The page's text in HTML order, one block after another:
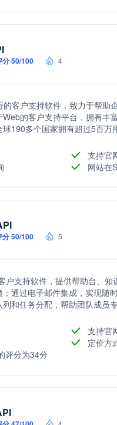
分 50/100 4
客户支持软件，致力于帮助
的客户支持平台，拥有丰
190多个国家拥有超过5百万
支持官
网站在
分 50/100 5
户支持软件，提供帮助台、
通过电子邮件集成，实现随
和任务分配，帮助团队成员
支持官
定价方
评分为34分